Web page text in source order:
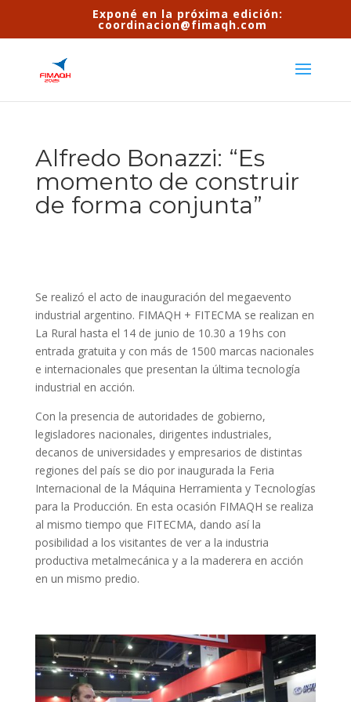
Exponé en la próxima edición:
coordinacion@fimaqh.com
Alfredo Bonazzi: “Es
momento de construir
de forma conjunta”
Se realizó el acto de inauguración del megaevento
industrial argentino. FIMAQH + FITECMA se realizan en
La Rural hasta el 14 de junio de 10.30 a 19 hs con
entrada gratuita y con más de 1500 marcas nacionales
e internacionales que presentan la última tecnología
industrial en acción.
Con la presencia de autoridades de gobierno,
legisladores nacionales, dirigentes industriales,
decanos de universidades y empresarios de distintas
regiones del país se dio por inaugurada la Feria
Internacional de la Máquina Herramienta y Tecnologías
para la Producción. En esta ocasión FIMAQH se realiza
al mismo tiempo que FITECMA, dando así la
posibilidad a los visitantes de ver a la industria
productiva metalmecánica y a la maderera en acción
en un mismo predio.